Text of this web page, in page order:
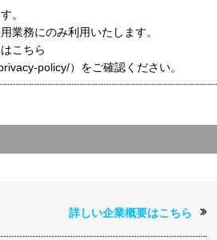
。
業務にのみ利用いたします。
こちら
policy/）をご確認ください。
詳しい企業概要はこちら